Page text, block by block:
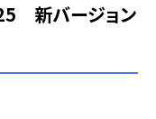
新バージョン